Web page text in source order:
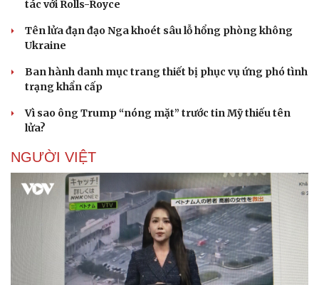
tác với Rolls-Royce
Tên lửa đạn đạo Nga khoét sâu lỗ hổng phòng không
Ukraine
Ban hành danh mục trang thiết bị phục vụ ứng phó tình
trạng khẩn cấp
Vì sao ông Trump “nóng mặt” trước tin Mỹ thiếu tên
lửa?
NGƯỜI VIỆT